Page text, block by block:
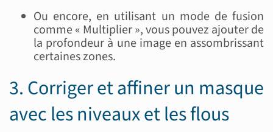
Ou encore, en utilisant un mode de fusion
comme « Multiplier », vous pouvez ajouter de
la profondeur à une image en assombrissant
certaines zones.
3. Corriger et affiner un masque
avec les niveaux et les flous